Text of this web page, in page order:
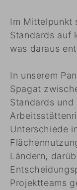
Im Mittelpunkt
Standards auf
was daraus
In unserem
Spagat
Standards
Unterschiede
Ländern,
Projektteams